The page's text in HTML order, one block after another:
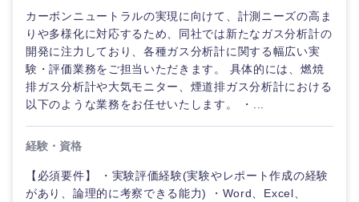
カーボンニュートラルの実現に向けて、計測ニーズの高ま
りや多様化に対応するため、同社では新たなガス分析計の
開発に注力しており、各種ガス分析計に関する幅広い実
験・評価業務をご担当いただきます。 具体的には、燃焼
排ガス分析計や大気モニター、煙道排ガス分析計における
以下のような業務をお任せいたします。 ・...
経験・資格
【必須要件】 ・実験評価経験(実験やレポート作成の経験
があり、論理的に考察できる能力) ・Word、Excel、